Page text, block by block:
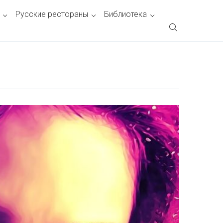
Русские рестораны Библиотека